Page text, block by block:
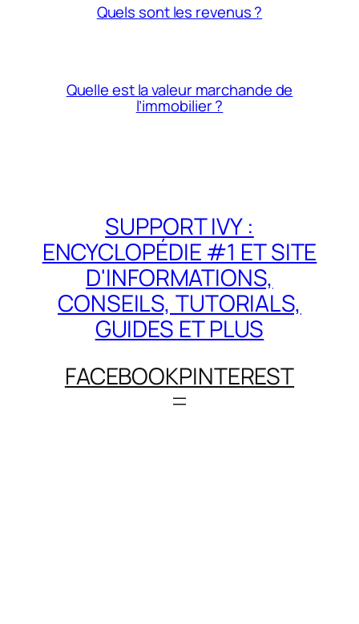
Quels sont les revenus ?
Quelle est la valeur marchande de
l’immobilier ?
SUPPORT IVY :
ENCYCLOPÉDIE #1 ET SITE
D'INFORMATIONS,
CONSEILS, TUTORIALS,
GUIDES ET PLUS
FACEBOOKPINTEREST